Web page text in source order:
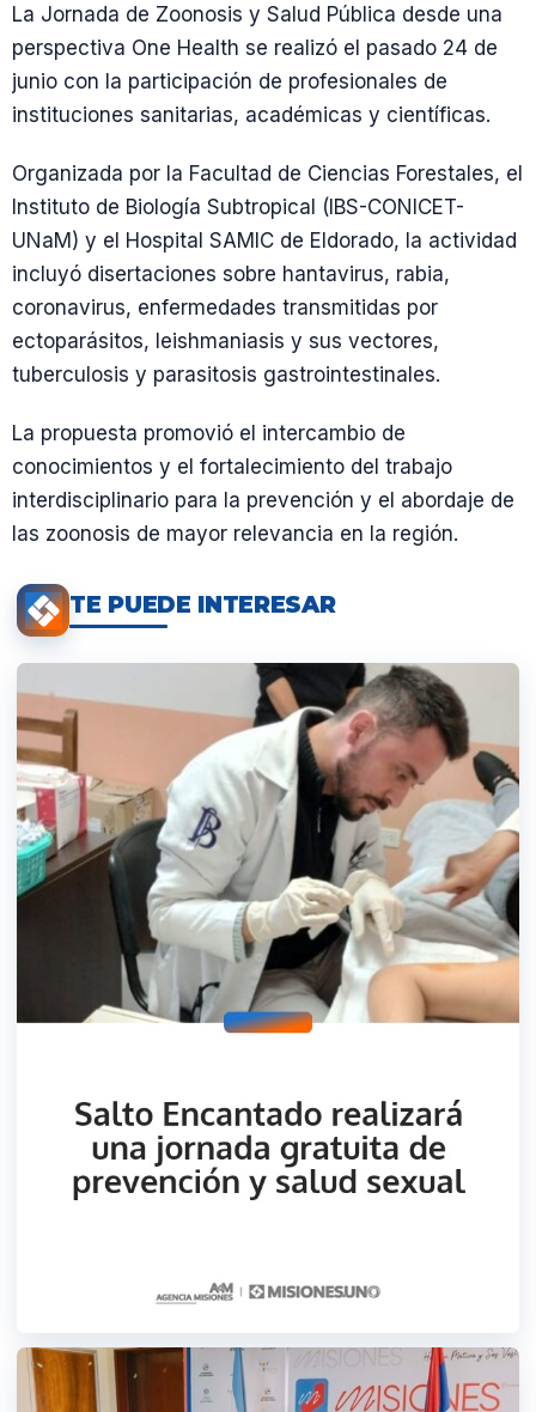
La Jornada de Zoonosis y Salud Pública desde una
perspectiva One Health se realizó el pasado 24 de
junio con la participación de profesionales de
instituciones sanitarias, académicas y científicas.
Organizada por la Facultad de Ciencias Forestales, el
Instituto de Biología Subtropical (IBS-CONICET-
UNaM) y el Hospital SAMIC de Eldorado, la actividad
incluyó disertaciones sobre hantavirus, rabia,
coronavirus, enfermedades transmitidas por
ectoparásitos, leishmaniasis y sus vectores,
tuberculosis y parasitosis gastrointestinales.
La propuesta promovió el intercambio de
conocimientos y el fortalecimiento del trabajo
interdisciplinario para la prevención y el abordaje de
las zoonosis de mayor relevancia en la región.
TE PUEDE INTERESAR